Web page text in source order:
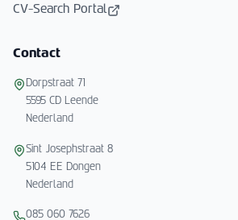
CV-Search Portal
Contact
Dorpstraat 71
5595 CD Leende
Nederland
Sint Josephstraat 8
5104 EE Dongen
Nederland
085 060 7626